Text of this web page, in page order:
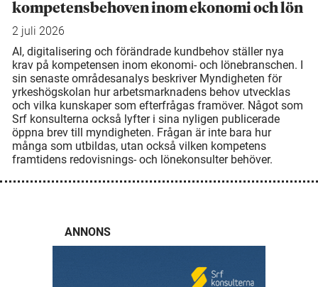
kompetensbehoven inom ekonomi och lön
2 juli 2026
AI, digitalisering och förändrade kundbehov ställer nya
krav på kompetensen inom ekonomi- och lönebranschen. I
sin senaste områdesanalys beskriver Myndigheten för
yrkeshögskolan hur arbetsmarknadens behov utvecklas
och vilka kunskaper som efterfrågas framöver. Något som
Srf konsulterna också lyfter i sina nyligen publicerade
öppna brev till myndigheten. Frågan är inte bara hur
många som utbildas, utan också vilken kompetens
framtidens redovisnings- och lönekonsulter behöver.
ANNONS